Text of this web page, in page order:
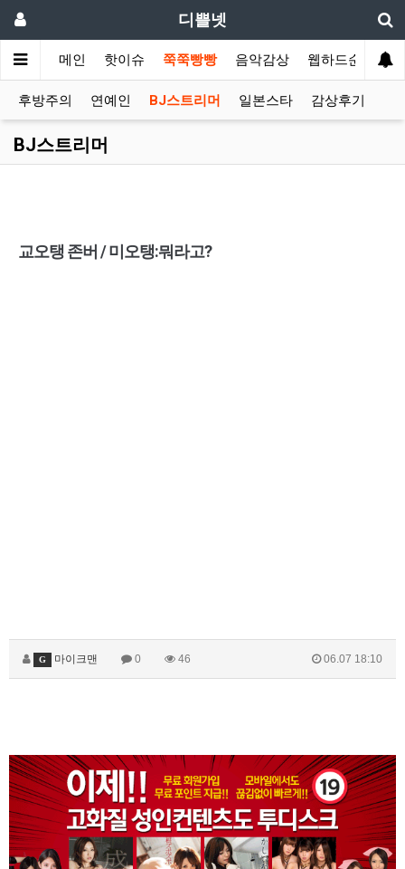
디쁠넷
메인 핫이슈 쭉쭉빵빵 음악감상 웹하드순위
후방주의 연예인 BJ스트리머 일본스타 감상후기
BJ스트리머
교오탱 존버 / 미오탱:뭐라고?
G 마이크맨 0 46 06.07 18:10